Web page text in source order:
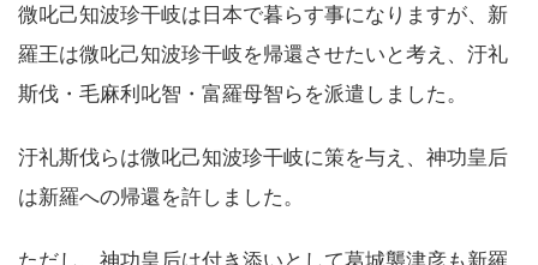
微叱己知波珍干岐は日本で暮らす事になりますが、新
羅王は微叱己知波珍干岐を帰還させたいと考え、汙礼
斯伐・毛麻利叱智・富羅母智らを派遣しました。
汙礼斯伐らは微叱己知波珍干岐に策を与え、神功皇后
は新羅への帰還を許しました。